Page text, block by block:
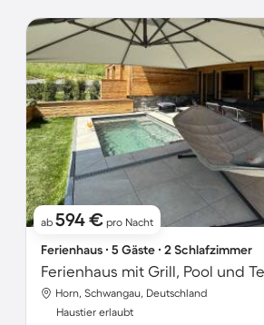
ab 594 € pro Nacht
Ferienhaus ∙ 5 Gäste ∙ 2 Schlafzimmer
Horn, Schwangau, Deutschland
Haustier erlaubt